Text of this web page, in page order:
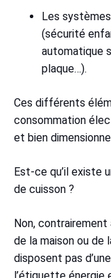
Les
(sécurité
automatique
plaque…).
Ces différents
consommation
et bien
Est-ce qu’il existe
de cuisson ?
Non,
de la maison ou de
disposent pas